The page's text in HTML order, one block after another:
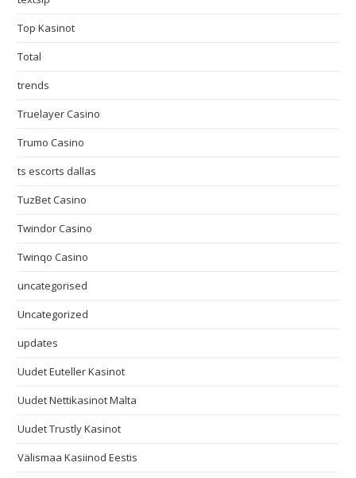
Top Kasinot
Total
trends
Truelayer Casino
Trumo Casino
ts escorts dallas
TuzBet Casino
Twindor Casino
Twinqo Casino
uncategorised
Uncategorized
updates
Uudet Euteller Kasinot
Uudet Nettikasinot Malta
Uudet Trustly Kasinot
Välismaa Kasiinod Eestis